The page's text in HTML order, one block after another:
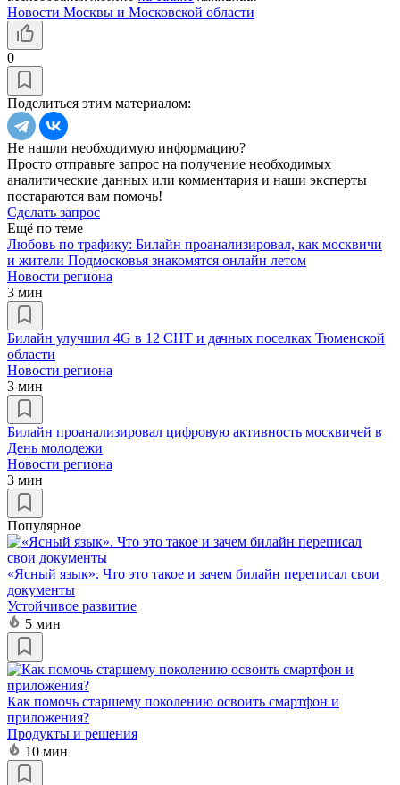
Новости Москвы и Московской области
0
Поделиться этим материалом:
Не нашли необходимую информацию?
Просто отправьте запрос на получение необходимых
аналитические данных или комментария и наши эксперты
постараются вам помочь!
Сделать запрос
Ещё по теме
Любовь по трафику: Билайн проанализировал, как москвичи
и жители Подмосковья знакомятся онлайн летом
Новости региона
3 мин
Билайн улучшил 4G в 12 СНТ и дачных поселках Тюменской
области
Новости региона
3 мин
Билайн проанализировал цифровую активность москвичей в
День молодежи
Новости региона
3 мин
Популярное
«Ясный язык». Что это такое и зачем билайн переписал свои
документы
Устойчивое развитие
5 мин
Как помочь старшему поколению освоить смартфон и
приложения?
Продукты и решения
10 мин